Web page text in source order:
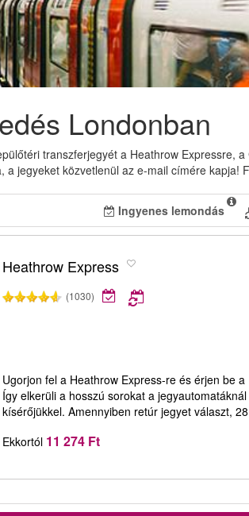
Londonban
transzferjegyét a Heathrow Expressre,
a jegyeket közvetlenül az e-mail címére kapja!
Ingyenes lemondás
Heathrow Express
(1030)
Ugorjon fel a Heathrow Express-re és érjen be
Így elkerüli a hosszú sorokat a
kísérőjükkel. Amennyiben retúr jegyet választ,
Ekkortól 11 274 Ft